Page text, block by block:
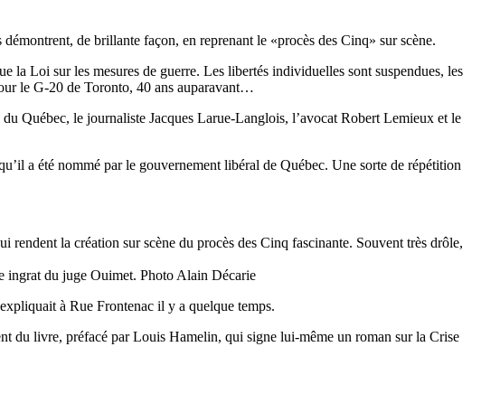
de brillante façon, en reprenant le «procès des Cinq» sur scène.
la Loi sur les mesures de guerre. Les libertés individuelles sont suspendues, les
le G-20 de Toronto, 40 ans auparavant…
Québec, le journaliste Jacques Larue-Langlois, l’avocat Robert Lemieux et le
a été nommé par le gouvernement libéral de Québec. Une sorte de répétition
rendent la création sur scène du procès des Cinq fascinante. Souvent très drôle,
ingrat du juge Ouimet. Photo Alain Décarie
à Rue Frontenac il y a quelque temps.
du livre, préfacé par Louis Hamelin, qui signe lui-même un roman sur la Crise